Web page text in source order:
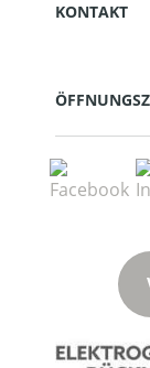
KONTAKT